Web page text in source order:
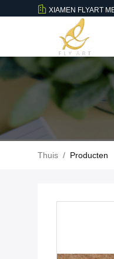
XIAMEN FLYART
Thuis / Producten